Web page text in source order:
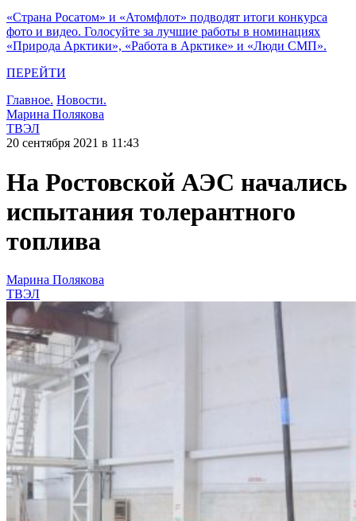
«Страна Росатом» и «Атомфлот» подводят итоги конкурса
фото и видео. Голосуйте за лучшие работы в номинациях
«Природа Арктики», «Работа в Арктике» и «Люди СМП».
ПЕРЕЙТИ
Главное. Новости.
Марина Полякова
ТВЭЛ
20 сентября 2021 в 11:43
На Ростовской АЭС начались
испытания толерантного
топлива
Марина Полякова
ТВЭЛ